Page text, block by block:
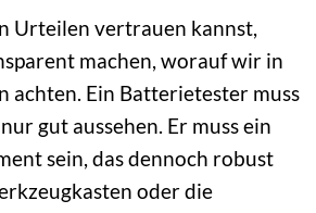
Urteilen vertrauen kannst,
machen, worauf wir in
achten. Ein Batterietester muss
gut aussehen. Er muss ein
sein, das dennoch robust
oder die